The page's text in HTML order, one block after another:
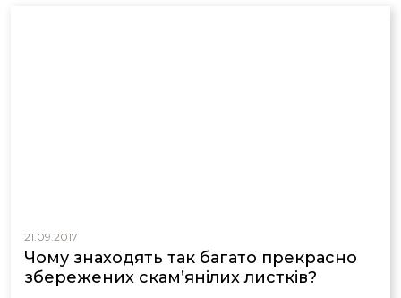
21.09.2017
Чому знаходять так багато прекрасно
збережених скам’янілих листків?